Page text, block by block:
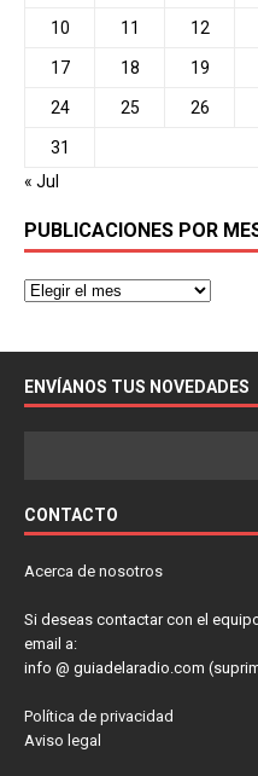
10 11 12
17 18 19
24 25 26
31
« Jul
PUBLICACIONES POR
ENVÍANOS TUS NOVEDADES
CONTACTO
Acerca de nosotros
Si deseas contactar con el
email a:
info @ guiadelaradio.com
Política de privacidad
Aviso legal